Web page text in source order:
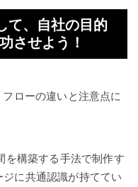
て、自社の目的
させよう！
ローの違いと注意点に
を構築する手法で制作す
に共通認識が持ててい